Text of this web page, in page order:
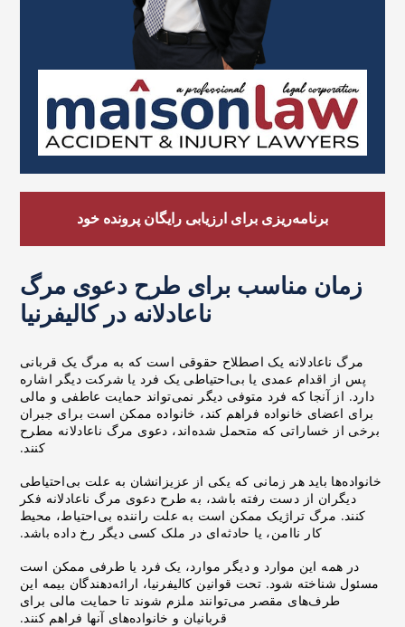
برنامه‌ریزی برای ارزیابی رایگان پرونده خود
زمان مناسب برای طرح دعوی مرگ
ناعادلانه در کالیفرنیا
مرگ ناعادلانه یک اصطلاح حقوقی است که به مرگ یک قربانی
پس از اقدام عمدی یا بی‌احتیاطی یک فرد یا شرکت دیگر اشاره
دارد. از آنجا که فرد متوفی دیگر نمی‌تواند حمایت عاطفی و مالی
برای اعضای خانواده فراهم کند، خانواده ممکن است برای جبران
برخی از خساراتی که متحمل شده‌اند، دعوی مرگ ناعادلانه مطرح
کنند.
خانواده‌ها باید هر زمانی که یکی از عزیزانشان به علت بی‌احتیاطی
دیگران از دست رفته باشد، به طرح دعوی مرگ ناعادلانه فکر
کنند. مرگ تراژیک ممکن است به علت راننده بی‌احتیاط، محیط
کار ناامن، یا حادثه‌ای در ملک کسی دیگر رخ داده باشد.
در همه این موارد و دیگر موارد، یک فرد یا طرفی ممکن است
مسئول شناخته شود. تحت قوانین کالیفرنیا، ارائه‌دهندگان بیمه این
طرف‌های مقصر می‌توانند ملزم شوند تا حمایت مالی برای
قربانیان و خانواده‌های آنها فراهم کنند.